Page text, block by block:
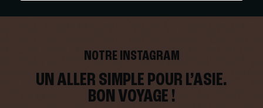
NOTRE INSTAGRAM
UN ALLER SIMPLE POUR L’ASIE.
BON VOYAGE !